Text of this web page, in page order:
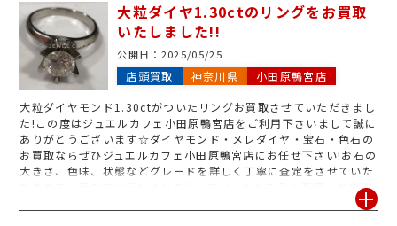
大粒ダイヤ1.30ctのリングをお買取
いたしました!!
公開日： 2025/05/25
店頭買取 神奈川県 小田原鴨宮店
大粒ダイヤモンド1.30ctがついたリングお買取させていただきまし
た!この度はジュエルカフェ小田原鴨宮店をご利用下さいまして誠に
ありがとうございます☆ダイヤモンド・メレダイヤ・宝石・色石の
お買取ならぜひジュエルカフェ小田原鴨宮店にお任せ下さい!お石の
大きさ、色味、状態などグレードを詳しく丁寧に査定をさせていた
だきます。昔の古いデザインのジュエリーももちろん査定、お買取
可能です!お気軽に査定、お見積りをご利用下さいませ♪ジュエルカ